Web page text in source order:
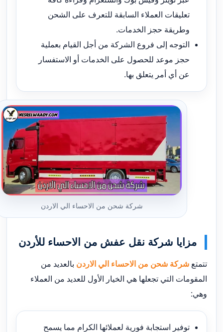
تعليقات العملاء السابقة للتعرف على الشحن
وطريقة حجز الخدمات.
التوجه إلى فروع الشركة من أجل القيام بعملية
حجز موعد للحصول على الخدمات أو الاستفسار
عن أي أمر يتعلق بها.
شركة شحن من الاحساء الي الاردن
مزايا شركة نقل عفش من الاحساء للأردن
تتمتعشركة شحن من الاحساء الي الاردنبالعديد من
المقومات التي تجعلها هي الخيار الأول للعديد من العملاء
وهي:
توفير استجابة فورية لعملائها الكرام مما يسمح